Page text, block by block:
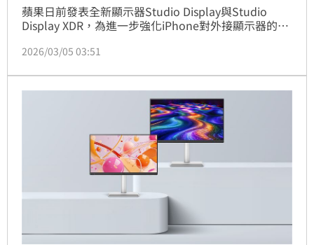
蘋果日前發表全新顯示器Studio Display與Studio
Display XDR，為進一步強化iPhone對外接顯示器的支
於小幅度版本升級，主要針對系統穩定性進行優化。
2026/03/05 03:51